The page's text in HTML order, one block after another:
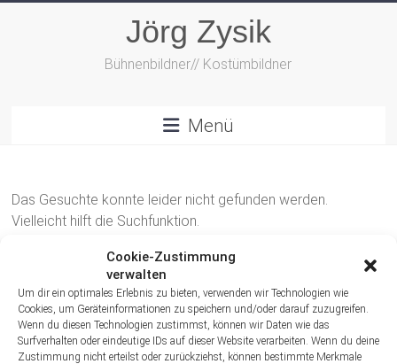
Cookie-Zustimmung
verwalten
Um dir ein optimales Erlebnis zu bieten, verwenden wir Technologien wie
Cookies, um Geräteinformationen zu speichern und/oder darauf zuzugreifen.
Wenn du diesen Technologien zustimmst, können wir Daten wie das
Surfverhalten oder eindeutige IDs auf dieser Website verarbeiten. Wenn du deine
Zustimmung nicht erteilst oder zurückziehst, können bestimmte Merkmale
Jörg Zysik
Bühnenbildner// Kostümbildner
Menü
Das Gesuchte konnte leider nicht gefunden werden.
Vielleicht hilft die Suchfunktion.
Archiv